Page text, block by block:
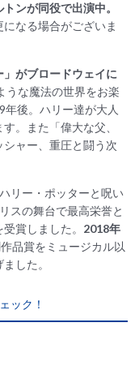
ンが同役で出演中。
なる場合がございま
がブロードウェイに
うな魔法の世界をお楽
年後。ハリー達が大人
。また「偉大な父、
ャー、重圧と闘う次
リー・ポッターと呪い
スの舞台で最高栄誉と
賞しました。 2018年
品賞をミュージカル以
した。
ック！